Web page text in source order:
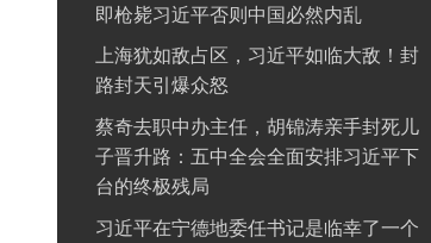
即枪毙习近平否则中国必然内乱
上海犹如敌占区，习近平如临大敌！封
路封天引爆众怒
蔡奇去职中办主任，胡锦涛亲手封死儿
子晋升路：五中全会全面安排习近平下
台的终极残局
习近平在宁德地委任书记是临幸了一个